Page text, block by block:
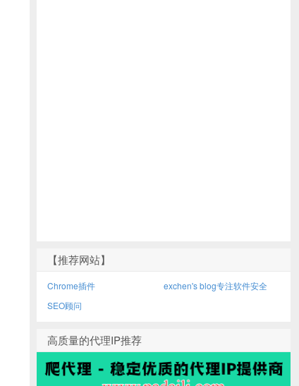
【推荐网站】
Chrome插件
exchen's blog专注软件安全
SEO顾问
高质量的代理IP推荐